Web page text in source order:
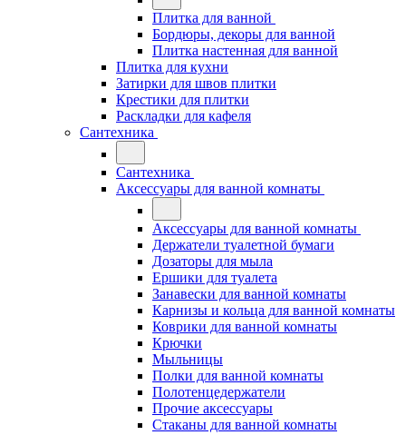
Плитка для ванной
Бордюры, декоры для ванной
Плитка настенная для ванной
Плитка для кухни
Затирки для швов плитки
Крестики для плитки
Раскладки для кафеля
Сантехника
Сантехника
Аксессуары для ванной комнаты
Аксессуары для ванной комнаты
Держатели туалетной бумаги
Дозаторы для мыла
Ершики для туалета
Занавески для ванной комнаты
Карнизы и кольца для ванной комнаты
Коврики для ванной комнаты
Крючки
Мыльницы
Полки для ванной комнаты
Полотенцедержатели
Прочие аксессуары
Стаканы для ванной комнаты